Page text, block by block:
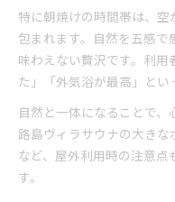
特に朝焼けの時間帯は、
包まれます。自然を五感
味わえない贅沢です。利
た」「外気浴が最高」とい
自然と一体になることで
路島ヴィラサウナの大き
など、屋外利用時の注意点
す。